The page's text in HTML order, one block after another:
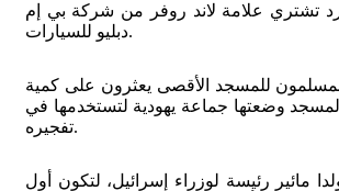
فورد تشتري علامة لاند روفر من شركة بي إم
دبليو للسيارات.
المسلمون للمسجد الأقصى يعثرون على كمية
وضعتها جماعة يهودية لتستخدمها في
تفجيره.
جولدا مائير رئيسة لوزراء إسرائيل، لتكون أول